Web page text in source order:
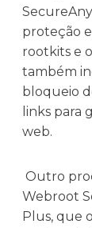
proteção
rootkits e
também
bloqueio
links para
web.
Outro
Webroot
Plus, que